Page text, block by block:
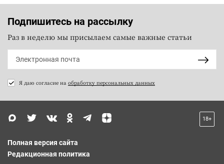
Подпишитесь на рассылку
Раз в неделю мы присылаем самые важные статьи
Я даю согласие на обработку персональных данных
18+
Полная версия сайта
Редакционная политика